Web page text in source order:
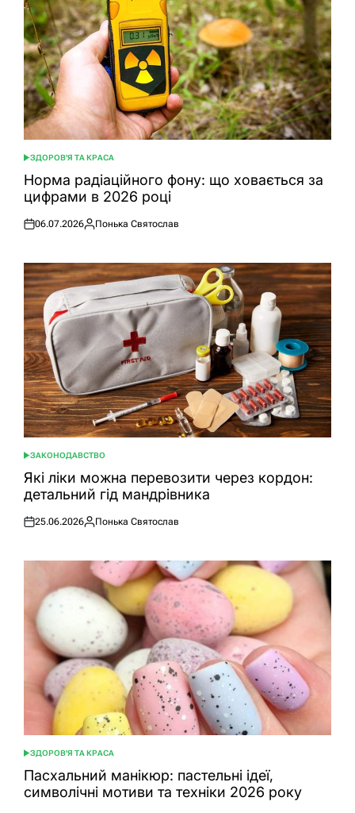
ОПУБЛІКУВАТИ
У
ЗДОРОВ'Я ТА КРАСА
Норма радіаційного фону: що ховається за
цифрами в 2026 році
Оприлюднено
06.07.2026
Опубліковано
Понька Святослав
ОПУБЛІКУВАТИ
У
ЗАКОНОДАВСТВО
Які ліки можна перевозити через кордон:
детальний гід мандрівника
Оприлюднено
25.06.2026
Опубліковано
Понька Святослав
ОПУБЛІКУВАТИ
У
ЗДОРОВ'Я ТА КРАСА
Пасхальний манікюр: пастельні ідеї,
символічні мотиви та техніки 2026 року